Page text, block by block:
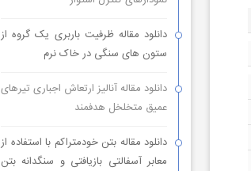
دانلود مقاله ظرفیت باربری یک گروه از
ستون های سنگی در خاک نرم
دانلود مقاله آنالیز ارتعاش اجباری تیرهای
عمیق متخلخل هدفمند
دانلود مقاله بتن خودمتراکم با استفاده از
معابر آسفالتی بازیافتی و سنگدانه بتن